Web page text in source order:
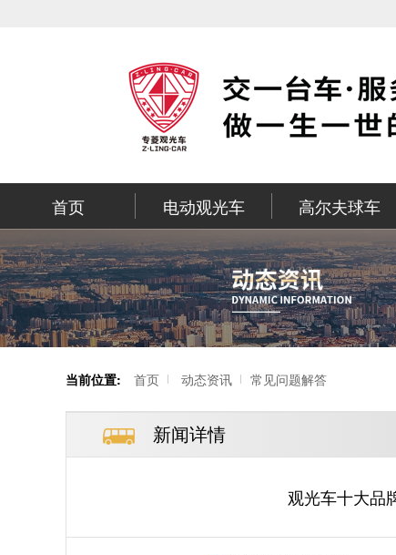
首页 电动观光车 高尔夫球车
当前位置: 首页 动态资讯 常见问题解答
新闻详情
观光车十大品